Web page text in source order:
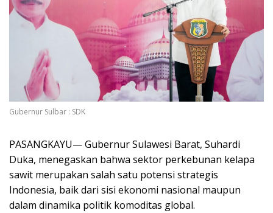
Gubernur Sulbar : SDK
PASANGKAYU— Gubernur Sulawesi Barat, Suhardi
Duka, menegaskan bahwa sektor perkebunan kelapa
sawit merupakan salah satu potensi strategis
Indonesia, baik dari sisi ekonomi nasional maupun
dalam dinamika politik komoditas global.